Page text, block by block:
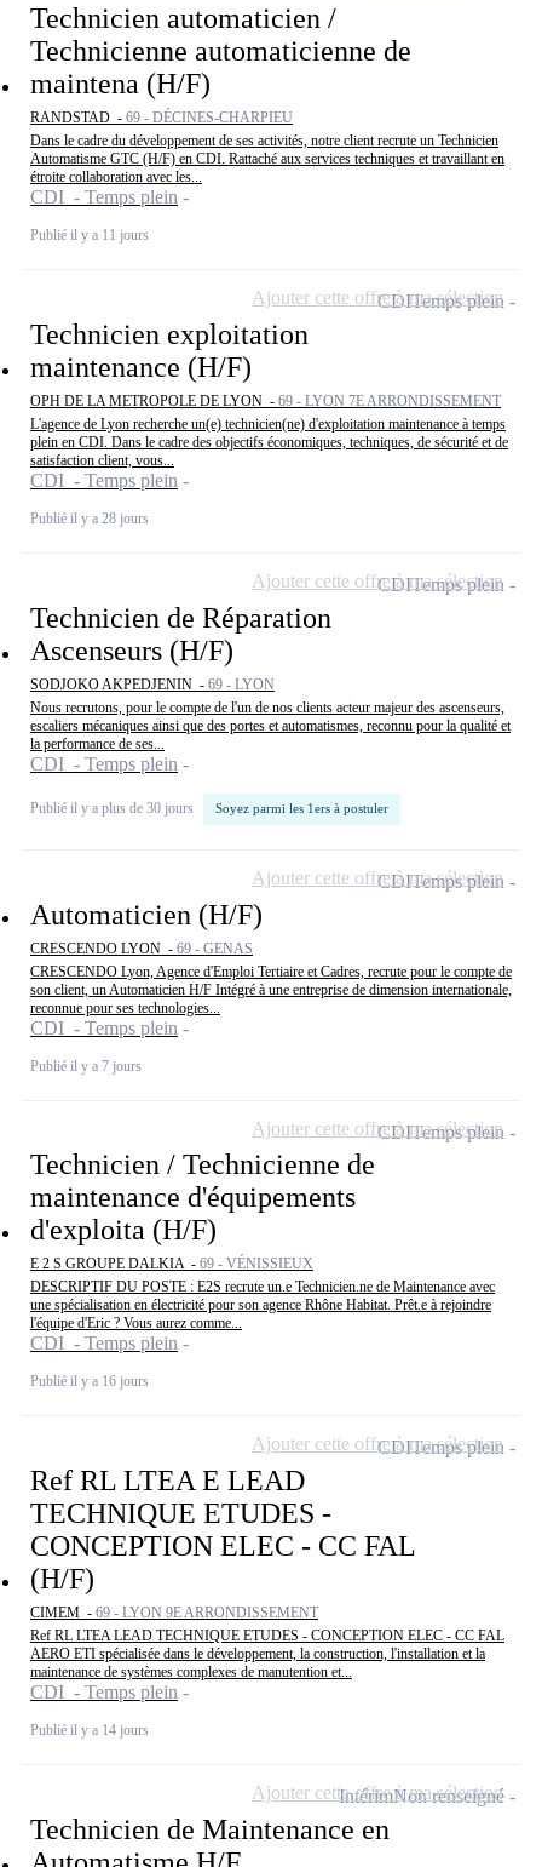
Technicien automaticien /
Technicienne automaticienne de
maintena (H/F)
RANDSTAD - 69 - DÉCINES-CHARPIEU
Dans le cadre du développement de ses activités, notre client recrute un Technicien
Automatisme GTC (H/F) en CDI. Rattaché aux services techniques et travaillant en
étroite collaboration avec les...
CDI - Temps plein
Publié il y a 11 jours
Technicien exploitation
maintenance (H/F)
OPH DE LA METROPOLE DE LYON - 69 - LYON 7E ARRONDISSEMENT
L'agence de Lyon recherche un(e) technicien(ne) d'exploitation maintenance à temps
plein en CDI. Dans le cadre des objectifs économiques, techniques, de sécurité et de
satisfaction client, vous...
CDI - Temps plein
Publié il y a 28 jours
CDITemps plein
Ajouter cette offre à ma sélection
Technicien de Réparation
Ascenseurs (H/F)
SODJOKO AKPEDJENIN - 69 - LYON
Nous recrutons, pour le compte de l'un de nos clients acteur majeur des ascenseurs,
escaliers mécaniques ainsi que des portes et automatismes, reconnu pour la qualité et
la performance de ses...
CDI - Temps plein
Publié il y a plus de 30 jours Soyez parmi les 1ers à postuler
CDITemps plein
Ajouter cette offre à ma sélection
Automaticien (H/F)
CRESCENDO LYON - 69 - GENAS
CRESCENDO Lyon, Agence d'Emploi Tertiaire et Cadres, recrute pour le compte de
son client, un Automaticien H/F Intégré à une entreprise de dimension internationale,
reconnue pour ses technologies...
CDI - Temps plein
Publié il y a 7 jours
CDITemps plein
Ajouter cette offre à ma sélection
Technicien / Technicienne de
maintenance d'équipements
d'exploita (H/F)
E 2 S GROUPE DALKIA - 69 - VÉNISSIEUX
DESCRIPTIF DU POSTE : E2S recrute un.e Technicien.ne de Maintenance avec
une spécialisation en électricité pour son agence Rhône Habitat. Prêt.e à rejoindre
l'équipe d'Eric ? Vous aurez comme...
CDI - Temps plein
Publié il y a 16 jours
CDITemps plein
Ajouter cette offre à ma sélection
Ref RL LTEA E LEAD
TECHNIQUE ETUDES -
CONCEPTION ELEC - CC FAL
(H/F)
CIMEM - 69 - LYON 9E ARRONDISSEMENT
Ref RL LTEA LEAD TECHNIQUE ETUDES - CONCEPTION ELEC - CC FAL
AERO ETI spécialisée dans le développement, la construction, l'installation et la
maintenance de systèmes complexes de manutention et...
CDI - Temps plein
Publié il y a 14 jours
CDITemps plein
Ajouter cette offre à ma sélection
Technicien de Maintenance en
IntérimNon renseigné
Ajouter cette offre à ma sélection